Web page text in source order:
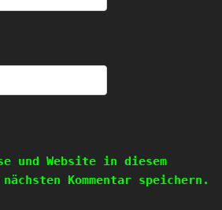
und Website in diesem
Kommentar speichern.